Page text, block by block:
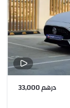
درهم 33,000